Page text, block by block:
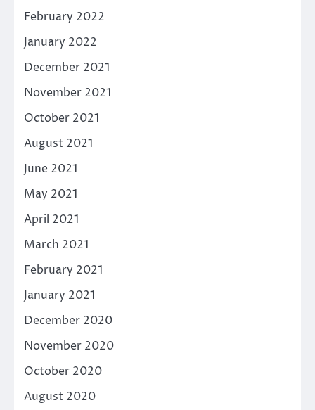
February 2022
January 2022
December 2021
November 2021
October 2021
August 2021
June 2021
May 2021
April 2021
March 2021
February 2021
January 2021
December 2020
November 2020
October 2020
August 2020